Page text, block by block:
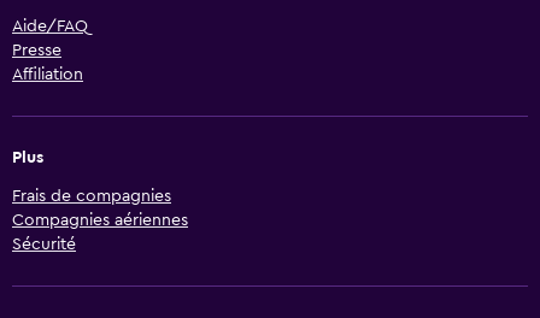
Aide/FAQ
Presse
Affiliation
Plus
Frais de compagnies
Compagnies aériennes
Sécurité